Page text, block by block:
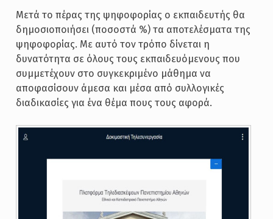
Μετά το πέρας της ψηφοφορίας ο εκπαιδευτής θα
δημοσιοποιήσει (ποσοστά %) τα αποτελέσματα της
ψηφοφορίας. Με αυτό τον τρόπο δίνεται η
δυνατότητα σε όλους τους εκπαιδευόμενους που
συμμετέχουν στο συγκεκριμένο μάθημα να
αποφασίσουν άμεσα και μέσα από συλλογικές
διαδικασίες για ένα θέμα πους τους αφορά.